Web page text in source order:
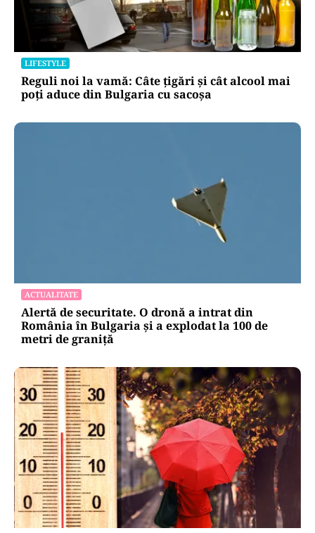
LIFESTYLE
Reguli noi la vamă: Câte țigări și cât alcool mai
poți aduce din Bulgaria cu sacoșa
ACTUALITATE
Alertă de securitate. O dronă a intrat din
România în Bulgaria şi a explodat la 100 de
metri de graniţă